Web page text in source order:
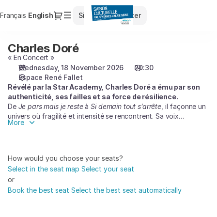
Français Current
English Dialog
Sign in Register
selection
Fallet
18.11.2026
20:30
Charles
Doré]
Culturelle
d'Yerres
Charles
Doré
Charles Doré
« En Concert »
Wednesday, 18 November 2026
20:30
Espace René Fallet
Révélé par la Star Academy, Charles Doré a ému par son
authenticité, ses failles et sa force de résilience.
De Je pars mais je resteà Si demain tout s’arrête, il façonne un
univers où fragilité et intensité se rencontrent. Sa voix
profonde et émotive, portée par une présence scénique
et présentera les chansons de son premier album « À l’équilibre
». Ne manquez pas Charles Doré en concert : vibrant, sincère et
profondément humain.
More
How would you choose your seats?
Select in the seat map Select your seat
or
Book the best seat Select the best seat automatically